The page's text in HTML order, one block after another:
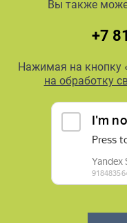
Вы также
+7
Нажимая на кнопку
на обработку